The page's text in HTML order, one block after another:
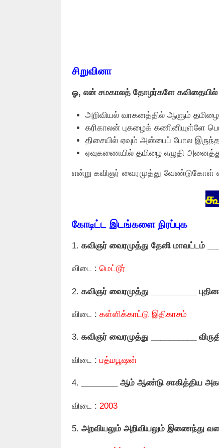
சிறுவினா
ஓ, என் சமகாலத் தோழர்களே கவிதையில்
அறிவியல் வாகனத்தில் ஆளும் தமிழை
கரிகாலன் புகழைக் கணினியுள்ளே
திசையில் ஏவும் அன்பைப் போல
ஏவுகணையில் தமிழை எழுதி
என்று கவிஞர் வைரமுத்து வேண்டுகோள்
கோடிட்ட இடங்களை நிரப்புக
1. கவிஞர் வைரமுத்து தேனி மாவட்டம்
விடை : மெட்டூர்
2. கவிஞர் வைரமுத்து __________
விடை : கள்ளிக்காட்டு இதிகாசம்
3. கவிஞர் வைரமுத்து __________
விடை : பத்மபூஷன்
4. ________ ஆம் ஆண்டு சாகித்திய
விடை : 2003
5. அறவியலும் அறிவியலும் இணைந்து